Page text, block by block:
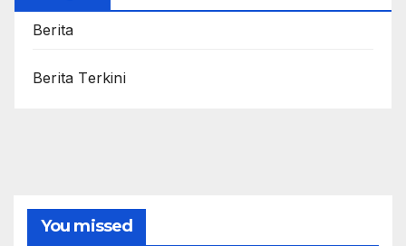
Berita
Berita Terkini
You missed